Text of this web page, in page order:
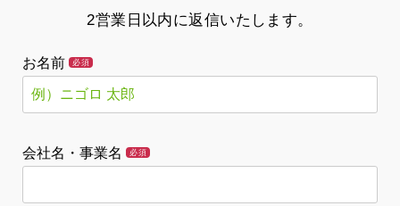
2営業日以内に返信いたします。
お名前 必須
会社名・事業名 必須